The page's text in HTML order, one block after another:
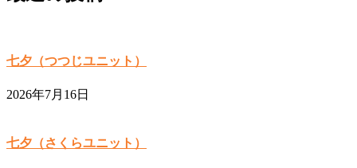
七夕（つつじユニット）
2026年7月16日
七夕（さくらユニット）